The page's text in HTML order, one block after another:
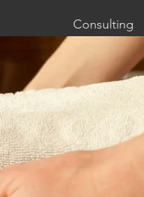
Consulting